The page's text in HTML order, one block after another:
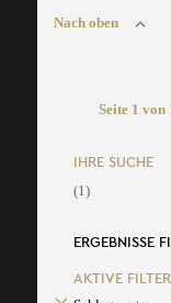
Nach oben
Seite 1 von
IHRE SUCHE
(1)
ERGEBNISSE
AKTIVE FILTER